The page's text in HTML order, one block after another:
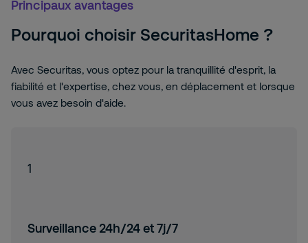
Principaux avantages
Pourquoi choisir SecuritasHome ?
Avec Securitas, vous optez pour la tranquillité d'esprit, la
fiabilité et l'expertise, chez vous, en déplacement et lorsque
vous avez besoin d'aide.
1
Surveillance 24h/24 et 7j/7